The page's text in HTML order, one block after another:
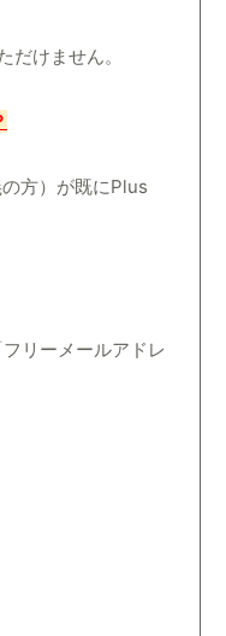
けません。
方）が既にPlus
リーメールアドレ